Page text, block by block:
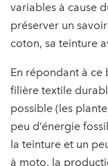
variables à cause
préserver un
coton, sa teinture
En répondant à ce
filière textile
possible (les
peu d’énergie
la teinture et un
à moto, la